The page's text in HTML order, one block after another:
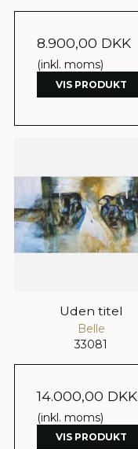
8.900,00 DKK
(inkl. moms)
VIS PRODUKT
Uden titel
Belle
33081
14.000,00 DKK
(inkl. moms)
VIS PRODUKT